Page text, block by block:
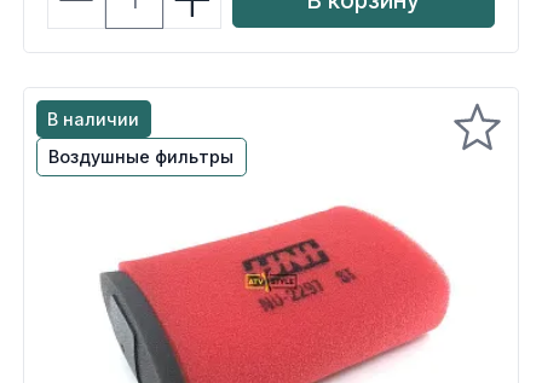
В наличии
Воздушные фильтры